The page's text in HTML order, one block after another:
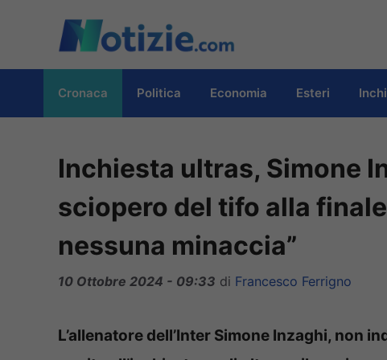
contenuto
Cronaca Politica Economia Esteri
Inchiesta ultras, Simone
sciopero del tifo alla
nessuna minaccia”
10 Ottobre 2024 - 09:33 di Francesco Ferrigno
L’allenatore dell’Inter Simone Inzaghi, non